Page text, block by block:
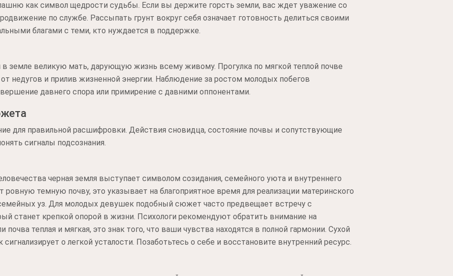
как символ щедрости судьбы. Если вы держите горсть земли, вас ждет уважение со
по службе. Рассыпать грунт вокруг себя означает готовность делиться своими
благами с теми, кто нуждается в поддержке.
земле великую мать, дарующую жизнь всему живому. Прогулка по мягкой теплой почве
недугов и прилив жизненной энергии. Наблюдение за ростом молодых побегов
давнего спора или примирение с давними оппонентами.
для правильной расшифровки. Действия сновидца, состояние почвы и сопутствующие
сигналы подсознания.
черная земля выступает символом созидания, семейного уюта и внутреннего
ровную темную почву, это указывает на благоприятное время для реализации материнского
уз. Для молодых девушек подобный сюжет часто предвещает встречу с
станет крепкой опорой в жизни. Психологи рекомендуют обратить внимание на
почва теплая и мягкая, это знак того, что ваши чувства находятся в полной гармонии. Сухой
о легкой усталости. Позаботьтесь о себе и восстановите внутренний ресурс.